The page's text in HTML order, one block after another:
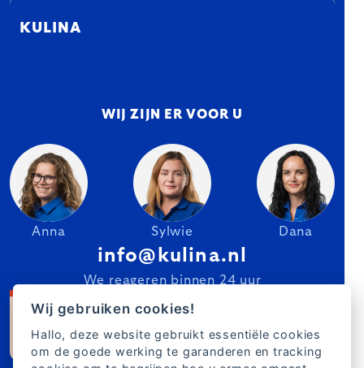
KULINA
WIJ ZIJN ER VOOR U
Anna Sylwie Dana
info@kulina.nl
We reageren binnen 24 uur
Wij gebruiken cookies!
Hallo, deze website gebruikt essentiële cookies
om de goede werking te garanderen en tracking